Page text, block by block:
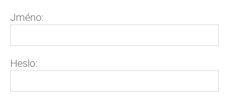
Jméno:
Heslo: